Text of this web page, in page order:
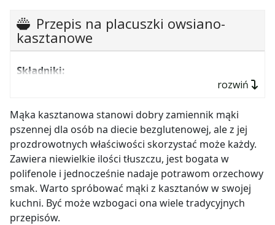
Przepis na placuszki owsiano-
kasztanowe
Składniki:
2 jajka,
4 łyżki płatków owsianych,
3 łyżki mąki kasztanowej,
szczypta cynamonu.
Przygotowanie: do jednego naczynia wsypać płatki
i mąkę kasztanową. Dodać pokrojonego banana i
rozwiń
Mąka kasztanowa stanowi dobry zamiennik mąki
pszennej dla osób na diecie bezglutenowej, ale z jej
prozdrowotnych właściwości skorzystać może każdy.
Zawiera niewielkie ilości tłuszczu, jest bogata w
polifenole i jednocześnie nadaje potrawom orzechowy
smak. Warto spróbować mąki z kasztanów w swojej
kuchni. Być może wzbogaci ona wiele tradycyjnych
przepisów.